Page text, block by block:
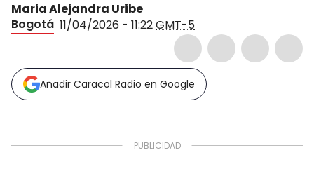
Maria Alejandra Uribe
Bogotá 11/04/2026 - 11:22GMT-5
Añadir Caracol Radio en Google